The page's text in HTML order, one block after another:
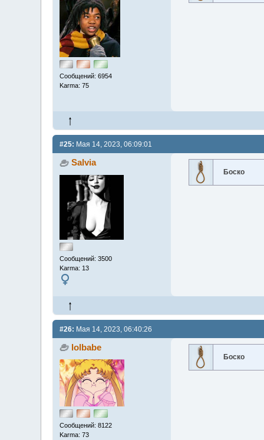
Сообщений: 6954
Karma: 75
#25: Мая 14, 2023, 06:09:01
Salvia
Сообщений: 3500
Karma: 13
Боско
#26: Мая 14, 2023, 06:40:26
lolbabe
Сообщений: 8122
Karma: 73
Боско